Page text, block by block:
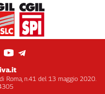
Roma, n.41 del 13 maggio 2020.